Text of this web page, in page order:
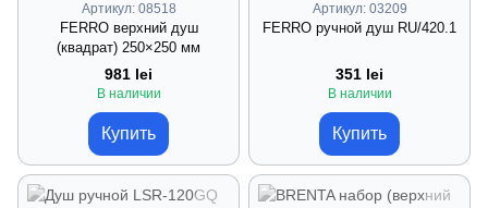
Артикул: 08518
FERRO верхний душ
(квадрат) 250×250 мм
981 lei
В наличии
Купить
Артикул: 03209
FERRO ручной душ RU/420.1
351 lei
В наличии
Купить